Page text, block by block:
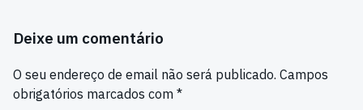
Deixe um comentário
O seu endereço de email não será publicado. Campos
obrigatórios marcados com *